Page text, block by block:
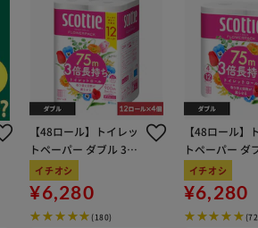
【48ロール】トイレッ
トペーパー ダブル 3倍
巻 スコッティ 75m 12
ロール×4個セット
イチオシ
¥6,280
(180)
【48ロール】
トペーパー ダ
巻 4ロール
ティ
イチオシ
¥6,280